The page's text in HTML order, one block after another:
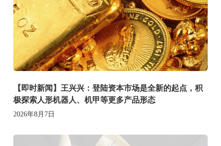
【即时新闻】王兴兴：登陆资本市场是全新的起点，积
极探索人形机器人、机甲等更多产品形态
2026年8月7日